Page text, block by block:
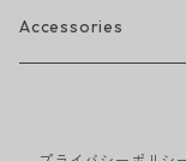
Accessories